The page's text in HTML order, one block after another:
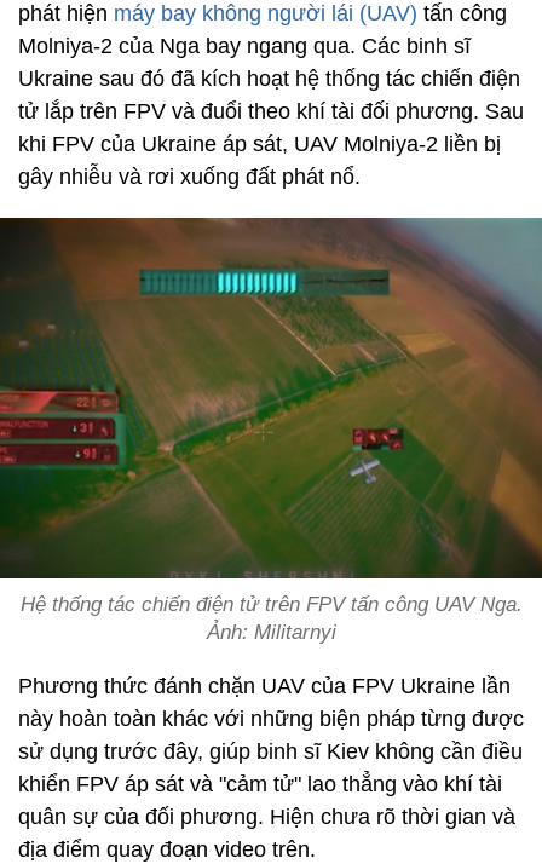
phát hiện máy bay không người lái (UAV) tấn công
Molniya-2 của Nga bay ngang qua. Các binh sĩ
Ukraine sau đó đã kích hoạt hệ thống tác chiến điện
tử lắp trên FPV và đuổi theo khí tài đối phương. Sau
khi FPV của Ukraine áp sát, UAV Molniya-2 liền bị
gây nhiễu và rơi xuống đất phát nổ.
Hệ thống tác chiến điện tử trên FPV tấn công UAV Nga.
Ảnh: Militarnyi
Phương thức đánh chặn UAV của FPV Ukraine lần
này hoàn toàn khác với những biện pháp từng được
sử dụng trước đây, giúp binh sĩ Kiev không cần điều
khiển FPV áp sát và "cảm tử" lao thẳng vào khí tài
quân sự của đối phương. Hiện chưa rõ thời gian và
địa điểm quay đoạn video trên.